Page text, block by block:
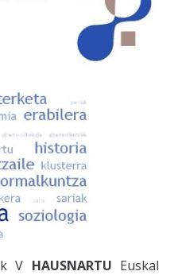
k V HAUSNARTU Euskal